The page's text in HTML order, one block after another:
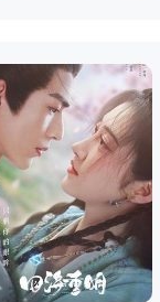
代云帆 /
李昕哲